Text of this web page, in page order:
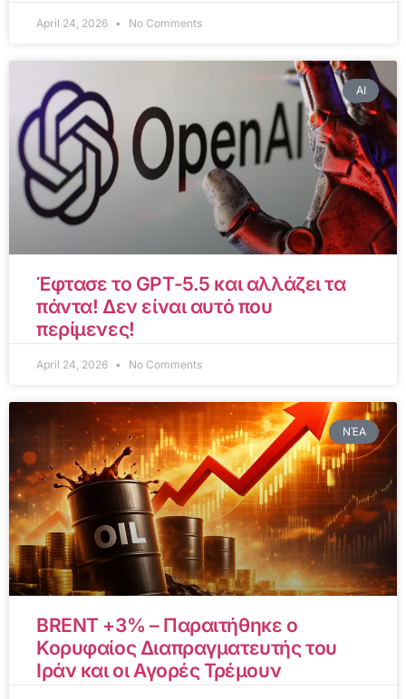
April 24, 2026 No Comments
AI
Έφτασε το GPT-5.5 και αλλάζει τα
πάντα! Δεν είναι αυτό που
περίμενες!
April 24, 2026 No Comments
ΝΈΑ
BRENT +3% – Παραιτήθηκε ο
Κορυφαίος Διαπραγματευτής του
Ιράν και οι Αγορές Τρέμουν